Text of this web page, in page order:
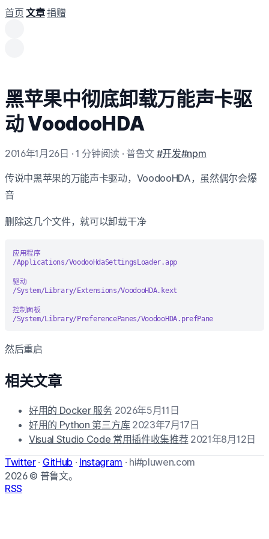
首页 文章捐赠
黑苹果中彻底卸载万能声卡驱
动 VoodooHDA
2016年1月26日 · 1 分钟阅读 · 普鲁文 #开发#npm
传说中黑苹果的万能声卡驱动，VoodooHDA，虽然偶尔会爆
音
删除这几个文件，就可以卸载干净
应用程序
/Applications/VoodooHdaSettingsLoader.app
驱动
/System/Library/Extensions/VoodooHDA.kext
控制面板
/System/Library/PreferencePanes/VoodooHDA.prefPane
然后重启
相关文章
好用的 Docker 服务 2026年5月11日
好用的 Python 第三方库 2023年7月17日
Visual Studio Code 常用插件收集推荐 2021年8月12日
Twitter · GitHub · Instagram · hi#pluwen.com
2026© 普鲁文。
RSS